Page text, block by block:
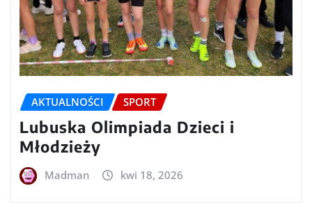
AKTUALNOŚCI SPORT
Lubuska Olimpiada Dzieci i
Młodzieży
Madman kwi 18, 2026